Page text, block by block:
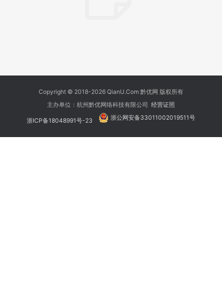
Copyright © 2018-2026 QianU.Com 黔优网 版权所有
主办单位：杭州黔优网络科技有限公司 经营证照
浙ICP备18048991号-23 浙公网安备33011002019511号